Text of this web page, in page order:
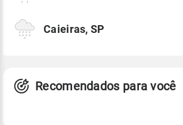
Caieiras, SP
Recomendados para você